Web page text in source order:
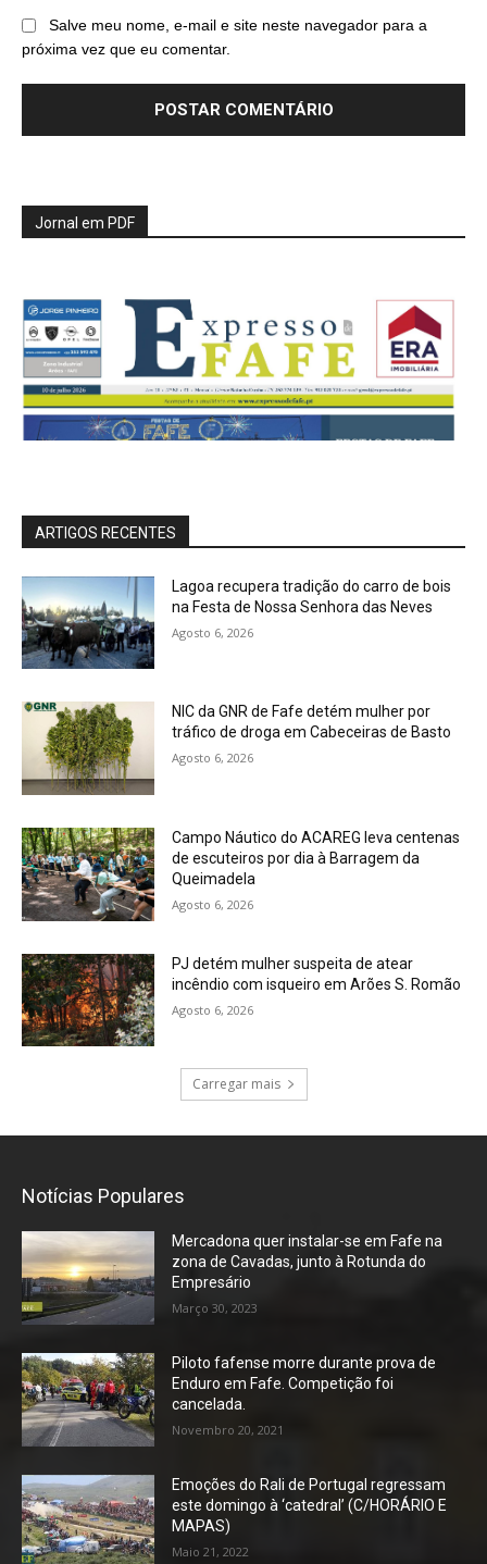
Salve meu nome, e-mail e site neste navegador para a
próxima vez que eu comentar.
Jornal em PDF
ARTIGOS RECENTES
Lagoa recupera tradição do carro de bois
na Festa de Nossa Senhora das Neves
Agosto 6, 2026
NIC da GNR de Fafe detém mulher por
tráfico de droga em Cabeceiras de Basto
Agosto 6, 2026
Campo Náutico do ACAREG leva centenas
de escuteiros por dia à Barragem da
Queimadela
Agosto 6, 2026
PJ detém mulher suspeita de atear
incêndio com isqueiro em Arões S. Romão
Agosto 6, 2026
Carregar mais
Notícias Populares
Mercadona quer instalar-se em Fafe na
zona de Cavadas, junto à Rotunda do
Empresário
Março 30, 2023
Piloto fafense morre durante prova de
Enduro em Fafe. Competição foi
cancelada.
Novembro 20, 2021
Emoções do Rali de Portugal regressam
este domingo à ‘catedral’ (C/HORÁRIO E
MAPAS)
Maio 21, 2022